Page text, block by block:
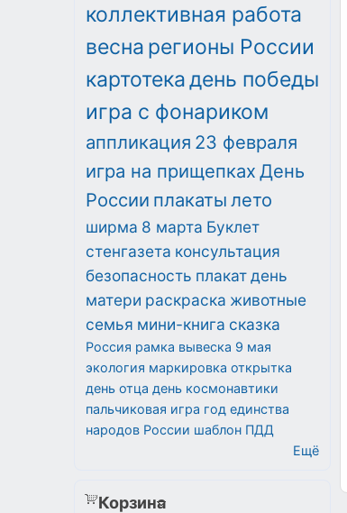
коллективная работа
весна регионы России
картотекадень победы
игра с фонариком
аппликация 23 февраля
игра на прищепках День
России плакаты лето
ширма 8 марта Буклет
стенгазета консультация
безопасность плакатдень
матери раскраска животные
семья мини-книга сказка
Россия рамка вывеска 9 мая
экология маркировка открытка
день отца день космонавтики
пальчиковая игра год единства
народов России шаблон ПДД
Ещё
Корзина